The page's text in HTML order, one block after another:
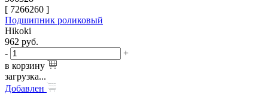
[ 7266260 ]
Подшипник роликовый
Hikoki
962 руб.
-
+
в корзину
загрузка...
Добавлен